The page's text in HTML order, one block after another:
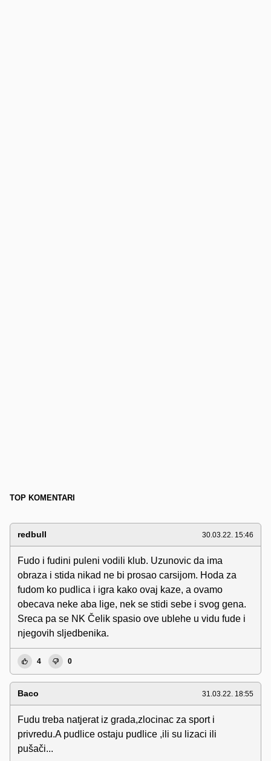
TOP KOMENTARI
redbull 30.03.22. 15:46
Fudo i fudini puleni vodili klub. Uzunovic da ima
obraza i stida nikad ne bi prosao carsijom. Hoda za
fudom ko pudlica i igra kako ovaj kaze, a ovamo
obecava neke aba lige, nek se stidi sebe i svog gena.
Sreca pa se NK Čelik spasio ove ublehe u vidu fude i
njegovih sljedbenika.
4 0
Baco 31.03.22. 18:55
Fudu treba natjerat iz grada,zlocinac za sport i
privredu.A pudlice ostaju pudlice ,ili su lizaci ili
pušači...